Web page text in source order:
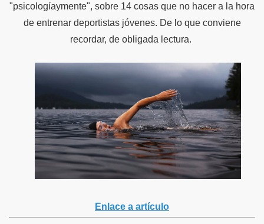
"psicologíaymente", sobre 14 cosas que no hacer a la hora
de entrenar deportistas jóvenes. De lo que conviene
recordar, de obligada lectura.
Enlace a artículo